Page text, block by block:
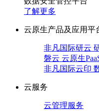
了解更多
云原生产品及应用平
非凡国际研云
磐云 云原生
非凡国际云印
云服务
云管理服务